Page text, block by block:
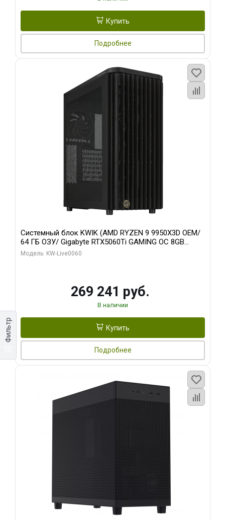
Фильтр
Купить
Подробнее
Системный блок KWIK (AMD RYZEN 9 9950X3D OEM/
64 ГБ ОЗУ/ Gigabyte RTX5060Ti GAMING OC 8GB
GDDR7 128bit 3xDP H/ 1 ТБ SSD)
Модель: KW-Live0060
269 241 руб.
В наличии
Купить
Подробнее